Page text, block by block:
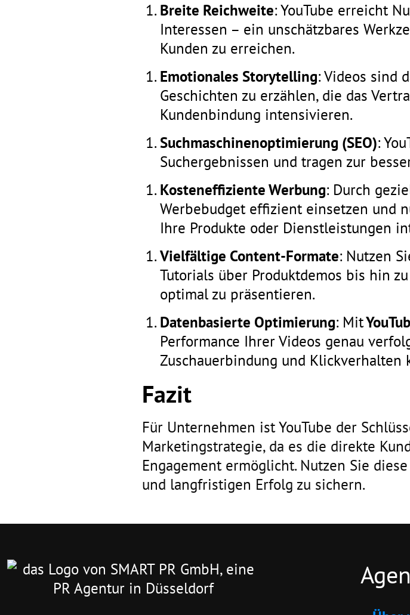
Breite Reichweite: YouTube erreicht
Interessen – ein unschätzbares
Kunden zu erreichen.
Emotionales Storytelling: Videos sind
Geschichten zu erzählen, die das
Kundenbindung intensivieren.
Suchmaschinenoptimierung (SEO):
Suchergebnissen und tragen zur
Kosteneffiziente Werbung: Durch
Werbebudget effizient einsetzen und
Ihre Produkte oder Dienstleistungen
Vielfältige Content-Formate: Nutzen
Tutorials über Produktdemos bis hin
optimal zu präsentieren.
Datenbasierte Optimierung: Mit
Performance Ihrer Videos genau
Zuschauerbindung und
Fazit
Für Unternehmen ist YouTube der
Marketingstrategie, da es die direkte
Engagement ermöglicht. Nutzen Sie
und langfristigen Erfolg zu sichern.